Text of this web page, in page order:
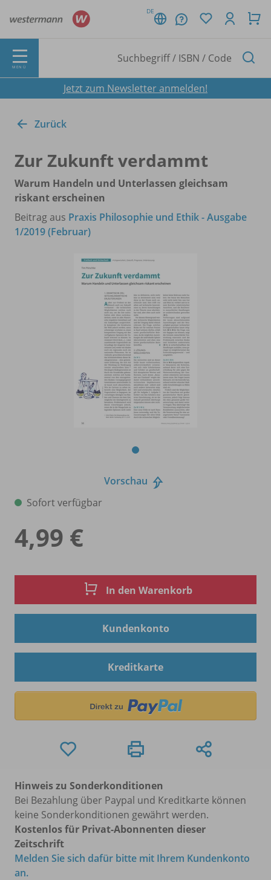
DE
MENÜ
Jetzt zum Newsletter anmelden!
Zurück
Zur Zukunft verdammt
Warum Handeln und Unterlassen gleichsam
riskant erscheinen
Beitrag aus Praxis Philosophie und Ethik - Ausgabe
1/2019 (Februar)
Vorschau
Sofort verfügbar
4,99 €
In den Warenkorb
Kundenkonto
Kreditkarte
Hinweis zu Sonderkonditionen
Bei Bezahlung über Paypal und Kreditkarte können
keine Sonderkonditionen gewährt werden.
Kostenlos für Privat-Abonnenten dieser
Zeitschrift
Melden Sie sich dafür bitte mit Ihrem Kundenkonto
an.